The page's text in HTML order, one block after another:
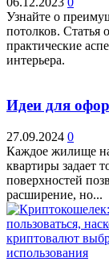
Узнайте о
потолков. Статья
практические
интерьера.
Идеи для
27.09.2024 0
Каждое жилище
квартиры задает
поверхностей
расширение, но...